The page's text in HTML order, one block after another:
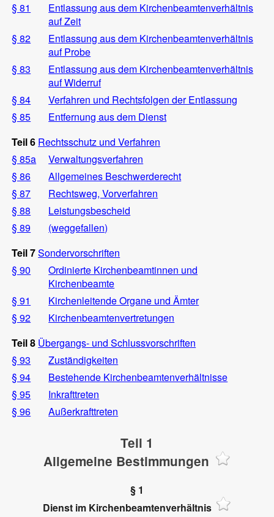
§ 81
Entlassung aus dem Kirchenbeamtenverhältnis
auf Zeit
§ 82
Entlassung aus dem Kirchenbeamtenverhältnis
auf Probe
§ 83
Entlassung aus dem Kirchenbeamtenverhältnis
auf Widerruf
§ 84
Verfahren und Rechtsfolgen der Entlassung
§ 85
Entfernung aus dem Dienst
Teil 6 Rechtsschutz und Verfahren
§ 85a
Verwaltungsverfahren
§ 86
Allgemeines Beschwerderecht
§ 87
Rechtsweg, Vorverfahren
§ 88
Leistungsbescheid
§ 89
(weggefallen)
Teil 7Sondervorschriften
§ 90
Ordinierte Kirchenbeamtinnen und
Kirchenbeamte
§ 91
Kirchenleitende Organe und Ämter
§ 92
Kirchenbeamtenvertretungen
Teil 8 Übergangs- und Schlussvorschriften
§ 93
Zuständigkeiten
§ 94
Bestehende Kirchenbeamtenverhältnisse
§ 95
Inkrafttreten
§ 96
Außerkrafttreten
Teil 1
Allgemeine Bestimmungen
§ 1
Dienst im Kirchenbeamtenverhältnis